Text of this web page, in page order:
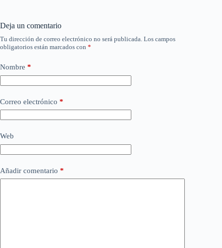
Deja un comentario
Tu dirección de correo electrónico no será publicada. Los campos
obligatorios están marcados con *
Nombre *
Correo electrónico *
Web
Añadir comentario *